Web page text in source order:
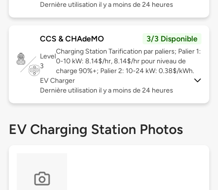
Dernière utilisation il y a moins de 24 heures
CCS & CHAdeMO 3/3 Disponible
Level
3
Charging Station Tarification par paliers; Palier 1:
0-10 kW: 8.14$/hr, 8.14$/hr pour niveau de
charge 90%+; Palier 2: 10-24 kW: 0.38$/kWh.
EV Charger
Dernière utilisation il y a moins de 24 heures
EV Charging Station Photos